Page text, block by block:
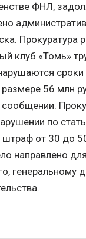
ФНЛ,
клуб «Томь»
56 млн
по
от 30 до
направлено
генеральному